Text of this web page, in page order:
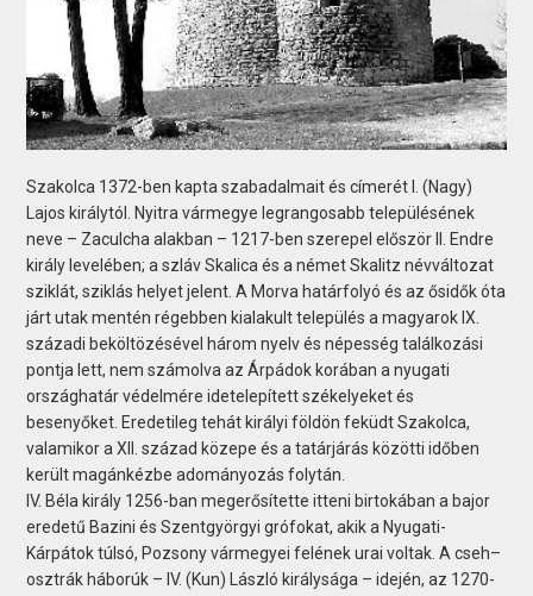
Szakolca 1372-ben kapta szabadalmait és címerét I. (Nagy)
Lajos királytól. Nyitra vármegye legrangosabb településének
neve – Zaculcha alakban – 1217-ben szerepel először II. Endre
király levelében; a szláv Skalica és a német Skalitz névváltozat
sziklát, sziklás helyet jelent. A Morva határfolyó és az ősidők óta
járt utak mentén régebben kialakult település a magyarok IX.
századi beköltözésével három nyelv és népesség találkozási
pontja lett, nem számolva az Árpádok korában a nyugati
országhatár védelmére idetelepített székelyeket és
besenyőket. Eredetileg tehát királyi földön feküdt Szakolca,
valamikor a XII. század közepe és a tatárjárás közötti időben
került magánkézbe adományozás folytán.
IV. Béla király 1256-ban megerősítette itteni birtokában a bajor
eredetű Bazini és Szentgyörgyi grófokat, akik a Nyugati-
Kárpátok túlsó, Pozsony vármegyei felének urai voltak. A cseh–
osztrák háborúk – IV. (Kun) László királysága – idején, az 1270-